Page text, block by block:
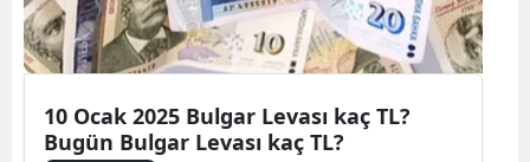
10 Ocak 2025 Bulgar Levası kaç TL?
Bugün Bulgar Levası kaç TL?